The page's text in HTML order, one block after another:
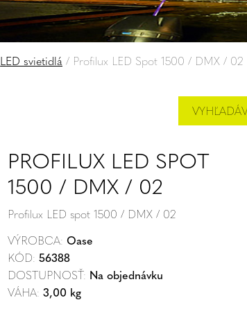
LED svietidlá / Profilux LED Spot 1500 / DMX / 02
PROFILUX LED SPOT
1500 / DMX / 02
Profilux LED spot 1500 / DMX / 02
VÝROBCA: Oase
KÓD: 56388
DOSTUPNOSŤ: Na objednávku
VÁHA: 3,00 kg